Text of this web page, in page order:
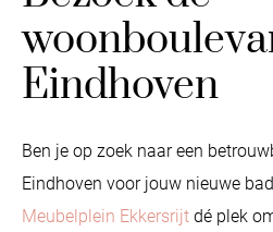
Eindhoven
Ben je op zoek naar een
Eindhoven voor jouw nieuwe
Meubelplein Ekkersrijt dé plek